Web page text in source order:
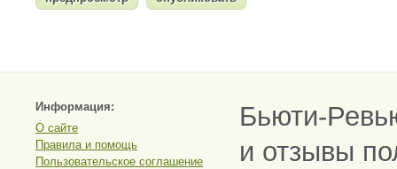
Информация:
О сайте
Правила и помощь
Пользовательское соглашение
Бьюти-
и отзывы